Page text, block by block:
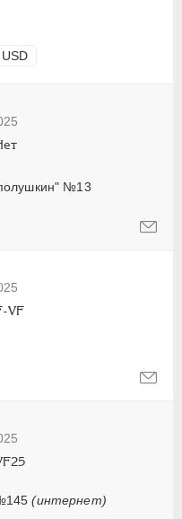
USD
№13
VF
(интернет)